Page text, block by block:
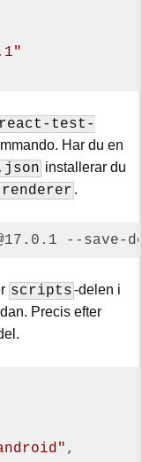
react-test-
Har du en
installerar du
.
--save-
scripts-delen i
Precis efter
,